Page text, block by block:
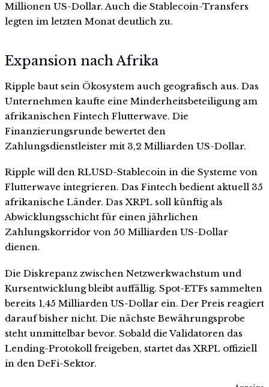
Millionen US-Dollar. Auch die Stablecoin-Transfers
legten im letzten Monat deutlich zu.
Expansion nach Afrika
Ripple baut sein Ökosystem auch geografisch aus. Das
Unternehmen kaufte eine Minderheitsbeteiligung am
afrikanischen Fintech Flutterwave. Die
Finanzierungsrunde bewertet den
Zahlungsdienstleister mit 3,2 Milliarden US-Dollar.
Ripple will den RLUSD-Stablecoin in die Systeme von
Flutterwave integrieren. Das Fintech bedient aktuell 35
afrikanische Länder. Das XRPL soll künftig als
Abwicklungsschicht für einen jährlichen
Zahlungskorridor von 50 Milliarden US-Dollar
dienen.
Die Diskrepanz zwischen Netzwerkwachstum und
Kursentwicklung bleibt auffällig. Spot-ETFs sammelten
bereits 1,45 Milliarden US-Dollar ein. Der Preis reagiert
darauf bisher nicht. Die nächste Bewährungsprobe
steht unmittelbar bevor. Sobald die Validatoren das
Lending-Protokoll freigeben, startet das XRPL offiziell
in den DeFi-Sektor.